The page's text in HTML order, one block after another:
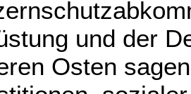
und der
Osten